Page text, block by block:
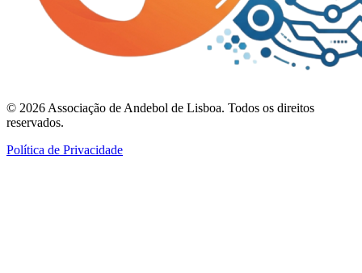
© 2026 Associação de Andebol de Lisboa. Todos os direitos
reservados.
Política de Privacidade